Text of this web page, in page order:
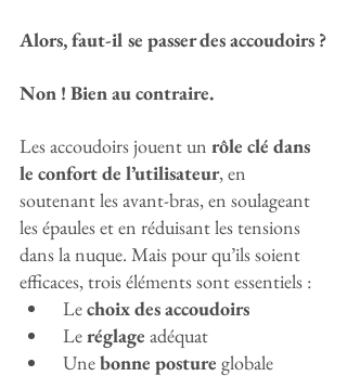
Alors, faut-il se passer des accoudoirs ?
Non ! Bien au contraire.
Les accoudoirs jouent un rôle clé dans
le confort de l’utilisateur, en
soutenant les avant-bras, en soulageant
les épaules et en réduisant les tensions
dans la nuque. Mais pour qu’ils soient
efficaces, trois éléments sont essentiels :
Le choix des accoudoirs
Le réglage adéquat
Une bonne posture globale